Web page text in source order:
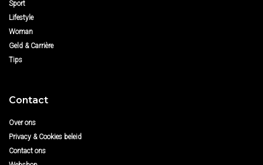
Sport
Lifestyle
Woman
Geld & Carrière
Tips
Contact
Over ons
Privacy & Cookies beleid
Contact ons